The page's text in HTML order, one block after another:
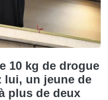
10 kg de drogue
lui, un jeune de
plus de deux